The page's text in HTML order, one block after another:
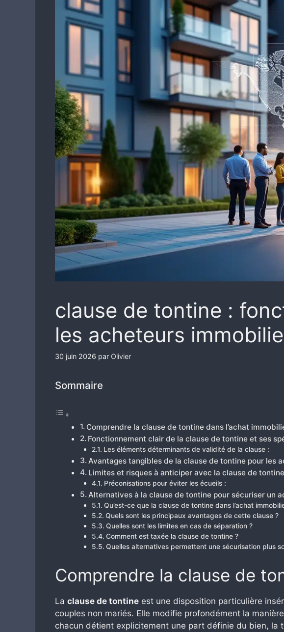
clause de tontine :
les acheteurs
30 juin 2026 par Olivier
Sommaire
Comprendre la clause de tontine dans l’achat
Fonctionnement clair de la clause de tontine et ses
Les éléments déterminants de validité de la clause :
Avantages tangibles de la clause de tontine pour les
Limites et risques à anticiper avec la clause de
Préconisations pour éviter les écueils :
Alternatives à la clause de tontine pour sécuriser un
Qu’est-ce que la clause de tontine dans l’achat
Quels sont les principaux avantages de cette clause ?
Quelles sont les limites en cas de séparation ?
Comment est taxée la clause de tontine ?
Quelles alternatives permettent une sécurisation plus
Comprendre la clause de
La clause de tontine est une disposition particulière
couples non mariés. Elle modifie profondément la
chacun détient explicitement une part définie du bien, la